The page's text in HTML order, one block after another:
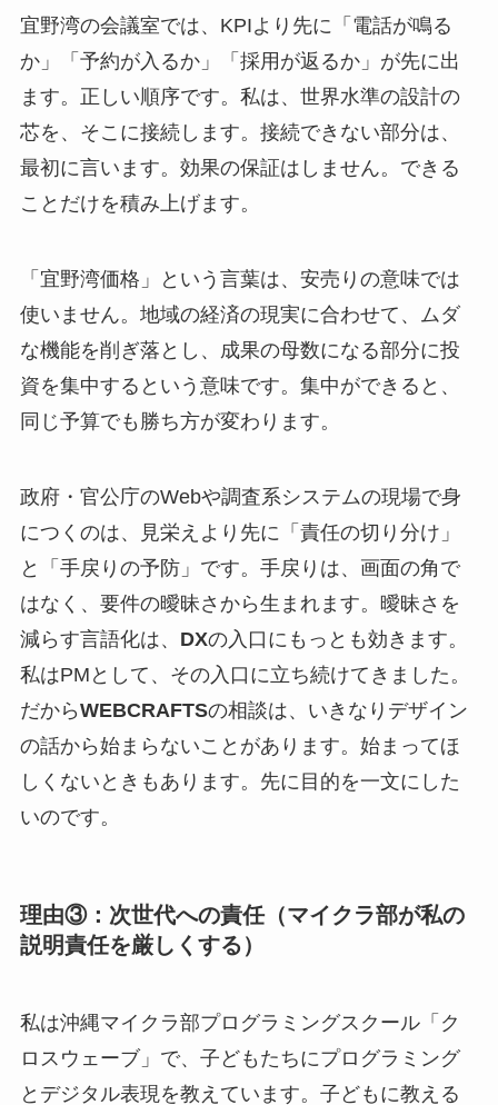
宜野湾の会議室では、KPIより先に「電話が鳴る
か」「予約が入るか」「採用が返るか」が先に出
ます。正しい順序です。私は、世界水準の設計の
芯を、そこに接続します。接続できない部分は、
最初に言います。効果の保証はしません。できる
ことだけを積み上げます。
「宜野湾価格」という言葉は、安売りの意味では
使いません。地域の経済の現実に合わせて、ムダ
な機能を削ぎ落とし、成果の母数になる部分に投
資を集中するという意味です。集中ができると、
同じ予算でも勝ち方が変わります。
政府・官公庁のWebや調査系システムの現場で身
につくのは、見栄えより先に「責任の切り分け」
と「手戻りの予防」です。手戻りは、画面の角で
はなく、要件の曖昧さから生まれます。曖昧さを
減らす言語化は、 DXの入口にもっとも効きます。
私はPMとして、その入口に立ち続けてきました。
だからWEBCRAFTSの相談は、いきなりデザイン
の話から始まらないことがあります。始まってほ
しくないときもあります。先に目的を一文にした
いのです。
理由③：次世代への責任（マイクラ部が私の
説明責任を厳しくする）
私は沖縄マイクラ部プログラミングスクール「ク
ロスウェーブ」で、子どもたちにプログラミング
とデジタル表現を教えています。子どもに教える